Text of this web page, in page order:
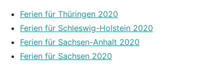
Ferien für Thüringen 2020
Ferien für Schleswig-Holstein 2020
Ferien für Sachsen-Anhalt 2020
Ferien für Sachsen 2020